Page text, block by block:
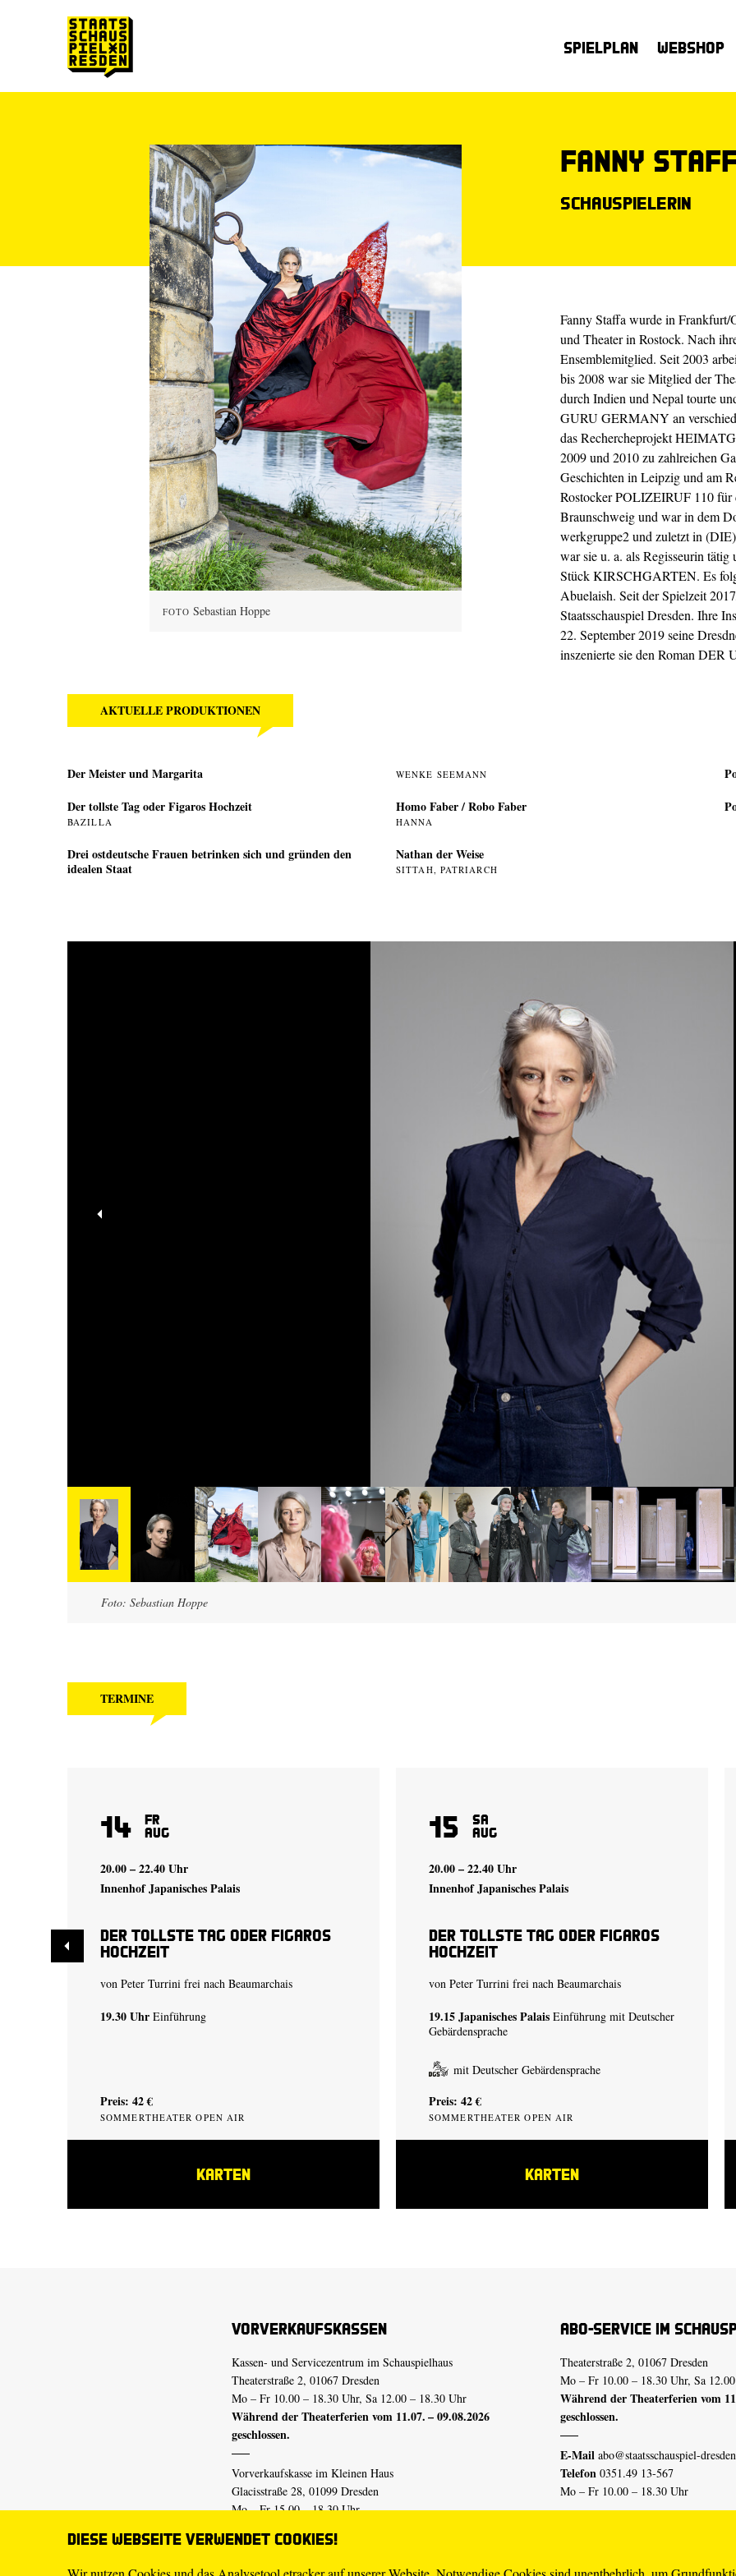
Diese Webseite verwendet Cookies!
Spielplan Webshop
FOTO Sebastian Hoppe
Fanny
Schauspielerin
Fanny Staffa wurde in Frankfurt/
und Theater in Rostock. Nach
Ensemblemitglied. Seit 2003
bis 2008 war sie Mitglied der
durch Indien und Nepal tourte
GURU GERMANY an
das Rechercheprojekt
2009 und 2010 zu zahlreichen
Geschichten in Leipzig und am
Rostocker POLIZEIRUF 110 für
Braunschweig und war in dem
werkgruppe2 und zuletzt in
war sie u. a. als Regisseurin
Stück KIRSCHGARTEN. Es
Abuelaish. Seit der Spielzeit
Staatsschauspiel Dresden. Ihre
22. September 2019 seine
inszenierte sie den Roman
AKTUELLE PRODUKTIONEN
Der Meister und Margarita
Der tollste Tag oder Figaros Hochzeit
BAZILLA
Drei ostdeutsche Frauen betrinken sich und gründen den
idealen Staat
WENKE SEEMANN
Homo Faber / Robo Faber
HANNA
Nathan der Weise
SITTAH, PATRIARCH
Foto: Sebastian Hoppe
TERMINE
14 Fr
Aug
20.00 – 22.40 Uhr
Innenhof Japanisches Palais
Der tollste Tag oder Figaros
Hochzeit
von Peter Turrini frei nach Beaumarchais
19.30 Uhr Einführung
Preis: 42 €
SOMMERTHEATER OPEN AIR
KARTEN
15 Sa
Aug
20.00 – 22.40 Uhr
Innenhof Japanisches Palais
Der tollste Tag oder Figaros
Hochzeit
von Peter Turrini frei nach Beaumarchais
19.15Japanisches Palais Einführung mit Deutscher
Gebärdensprache
mit Deutscher Gebärdensprache
Preis: 42 €
SOMMERTHEATER OPEN AIR
KARTEN
Vorverkaufskassen
Kassen- und Servicezentrum im Schauspielhaus
Theaterstraße 2, 01067 Dresden
Mo – Fr 10.00 – 18.30 Uhr, Sa 12.00 – 18.30 Uhr
Während der Theaterferien vom 11.07. – 09.08.2026
geschlossen.
Vorverkaufskasse im Kleinen Haus
Glacisstraße 28, 01099 Dresden
Mo – Fr 15.00 – 18.30 Uhr
geschlossen.
Abo-Service im
Theaterstraße 2, 01067 Dresden
Mo – Fr 10.00 – 18.30 Uhr, Sa
Während der Theaterferien vom
geschlossen.
E-Mail abo@staatsschauspiel-
Telefon 0351.49 13-567
Mo – Fr 10.00 – 18.30 Uhr
Erklärung Barrierefreiheit